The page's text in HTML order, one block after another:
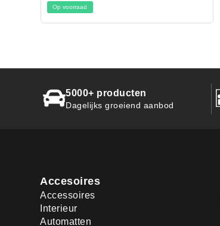
Op voorraad
5000+ producten
Dagelijks groeiend aanbod
Accesoires
Accessoires
Interieur
Automatten